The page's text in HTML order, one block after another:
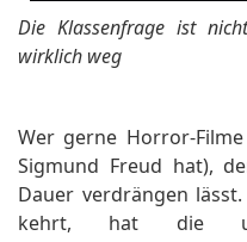
Die Klassenfrage ist
wirklich weg
Wer gerne Horror-
Sigmund Freud hat),
Dauer verdrängen
kehrt, hat die